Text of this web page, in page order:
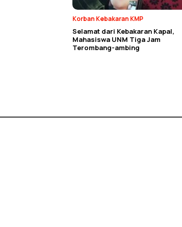
Korban Kebakaran KMP
Selamat dari Kebakaran Kapal,
Mahasiswa UNM Tiga Jam
Terombang-ambing